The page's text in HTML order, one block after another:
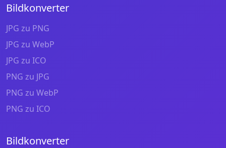
Bildkonverter
JPG zu PNG
JPG zu WebP
JPG zu ICO
PNG zu JPG
PNG zu WebP
PNG zu ICO
Bildkonverter